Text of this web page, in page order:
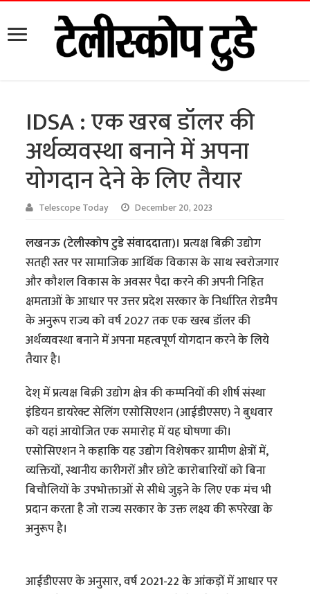
IDSA : एक खरब डॉलर की
अर्थव्यवस्था बनाने में अपना
योगदान देने के लिए तैयार
Telescope Today December 20, 2023
लखनऊ (टेलीस्कोप टुडे संवाददाता)। प्रत्यक्ष बिक्री उद्योग
सतही स्तर पर सामाजिक आर्थिक विकास के साथ स्वरोजगार
और कौशल विकास के अवसर पैदा करने की अपनी निहित
क्षमताओं के आधार पर उत्तर प्रदेश सरकार के निर्धारित रोडमैप
के अनुरूप राज्य को वर्ष 2027 तक एक खरब डॉलर की
अर्थव्यवस्था बनाने में अपना महत्वपूर्ण योगदान करने के लिये
तैयार है।
देश् में प्रत्यक्ष बिक्री उद्योग क्षेत्र की कम्पनियों की शीर्ष संस्था
इंडियन डायरेक्ट सेलिंग एसोसिएशन (आईडीएसए) ने बुधवार
को यहां आयोजित एक समारोह में यह घोषणा की।
एसोसिएशन ने कहाकि यह उद्योग विशेषकर ग्रामीण क्षेत्रों में,
व्यक्तियों, स्थानीय कारीगरों और छोटे कारोबारियों को बिना
बिचौलियों के उपभोक्ताओं से सीधे जुड़ने के लिए एक मंच भी
प्रदान करता है जो राज्य सरकार के उक्त लक्ष्य की रूपरेखा के
अनुरूप है।
आईडीएसए के अनुसार, वर्ष 2021-22 के आंकड़ों में आधार पर